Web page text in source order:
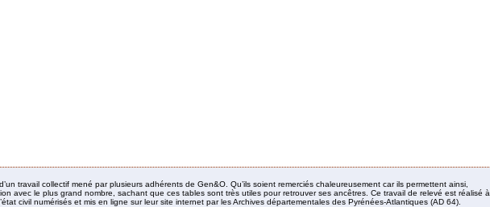
travail collectif mené par plusieurs adhérents de Gen&O. Qu’ils soient remerciés chaleureusement car ils permettent ainsi,
avec le plus grand nombre, sachant que ces tables sont très utiles pour retrouver ses ancêtres. Ce travail de relevé est réalisé à
civil numérisés et mis en ligne sur leur site internet par les Archives départementales des Pyrénées-Atlantiques (AD 64).